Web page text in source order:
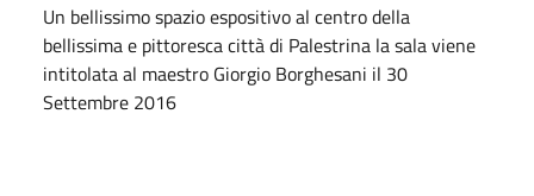
Un bellissimo spazio espositivo al centro della
bellissima e pittoresca città di Palestrina la sala viene
intitolata al maestro Giorgio Borghesani il 30
Settembre 2016